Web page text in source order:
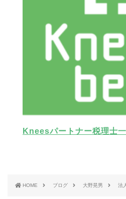
Kneesパートナー税理士
HOME ブログ 大野晃男 法